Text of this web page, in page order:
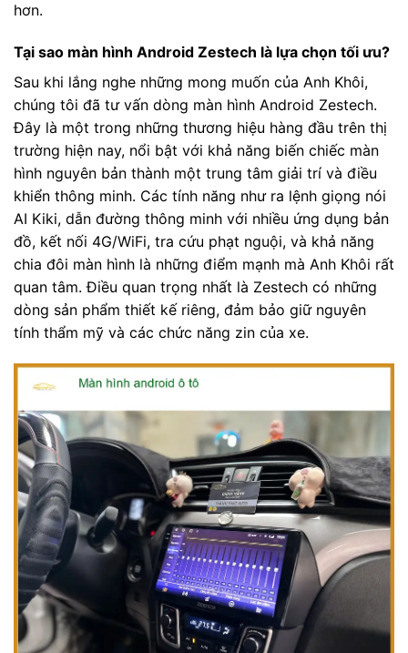
hơn.
Tại sao màn hình Android Zestech là lựa chọn tối ưu?
Sau khi lắng nghe những mong muốn của Anh Khôi,
chúng tôi đã tư vấn dòng màn hình Android Zestech.
Đây là một trong những thương hiệu hàng đầu trên thị
trường hiện nay, nổi bật với khả năng biến chiếc màn
hình nguyên bản thành một trung tâm giải trí và điều
khiển thông minh. Các tính năng như ra lệnh giọng nói
AI Kiki, dẫn đường thông minh với nhiều ứng dụng bản
đồ, kết nối 4G/WiFi, tra cứu phạt nguội, và khả năng
chia đôi màn hình là những điểm mạnh mà Anh Khôi rất
quan tâm. Điều quan trọng nhất là Zestech có những
dòng sản phẩm thiết kế riêng, đảm bảo giữ nguyên
tính thẩm mỹ và các chức năng zin của xe.